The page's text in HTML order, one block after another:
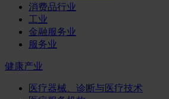
消费品行业
工业
金融服务业
服务业
健康产业
医疗器械、诊断与医疗技术